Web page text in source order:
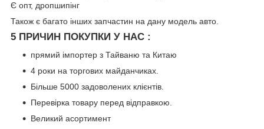
Є опт, дропшипінг
Також є багато інших запчастин на дану модель авто.
5 ПРИЧИН ПОКУПКИ У НАС :
прямий імпортер з Тайваню та Китаю
4 роки на торгових майданчиках.
Більше 5000 задоволених клієнтів.
Перевірка товару перед відправкою.
Великий асортимент